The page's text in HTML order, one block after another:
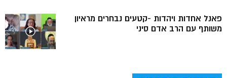
פאנל אחדות ויהדות -קטעים נבחרים מראיון
משותף עם הרב אדם סיני